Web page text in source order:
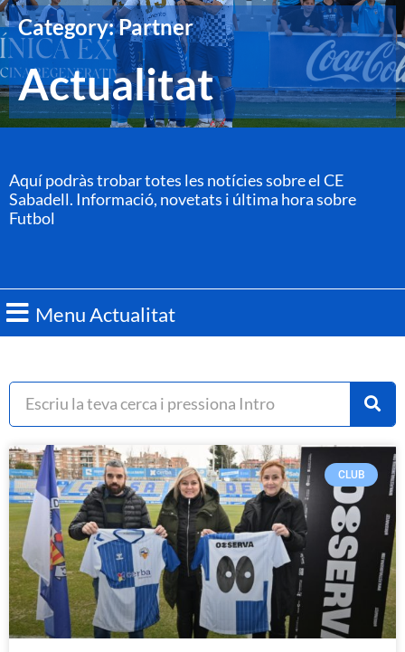
Category: Partner
Actualitat
Aquí podràs trobar totes les notícies sobre el CE
Sabadell. Informació, novetats i última hora sobre
Futbol
Menu Actualitat
CLUB